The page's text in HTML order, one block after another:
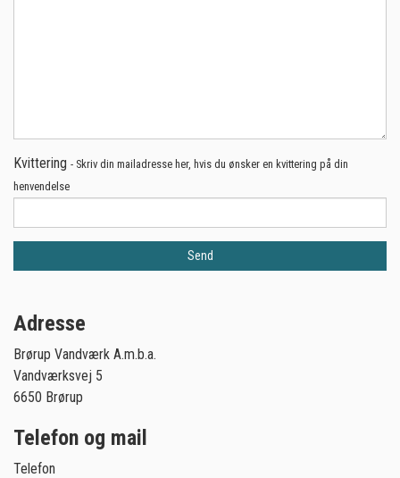
Kvittering - Skriv din mailadresse her, hvis du ønsker en kvittering på din
henvendelse
Send
Adresse
Brørup Vandværk A.m.b.a.
Vandværksvej 5
6650 Brørup
Telefon og mail
Telefon